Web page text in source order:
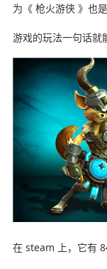
为《 枪火游侠 》也
游戏的玩法一句话就
在 steam 上，它有